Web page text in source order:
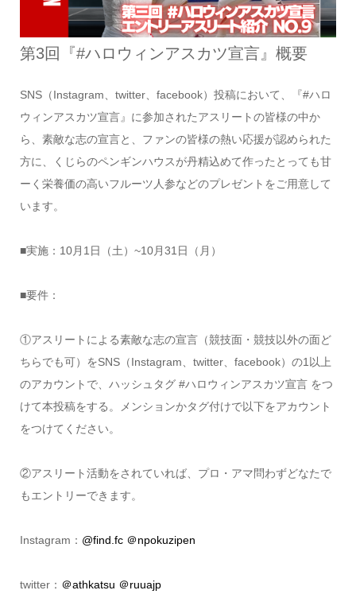
第3回『#ハロウィンアスカツ宣言』概要
SNS（Instagram、twitter、facebook）投稿において、『#ハロ
ウィンアスカツ宣言』に参加されたアスリートの皆様の中か
ら、素敵な志の宣言と、ファンの皆様の熱い応援が認められた
方に、くじらのペンギンハウスが丹精込めて作ったとっても甘
ーく栄養価の高いフルーツ人参などのプレゼントをご用意して
います。
■実施：10月1日（土）~10月31日（月）
■要件：
①アスリートによる素敵な志の宣言（競技面・競技以外の面ど
ちらでも可）をSNS（Instagram、twitter、facebook）の1以上
のアカウントで、ハッシュタグ #ハロウィンアスカツ宣言 をつ
けて本投稿をする。メンションかタグ付けで以下をアカウント
をつけてください。
②アスリート活動をされていれば、プロ・アマ問わずどなたで
もエントリーできます。
Instagram： @find.fc ＠npokuzipen
twitter： ＠athkatsu ＠ruuajp